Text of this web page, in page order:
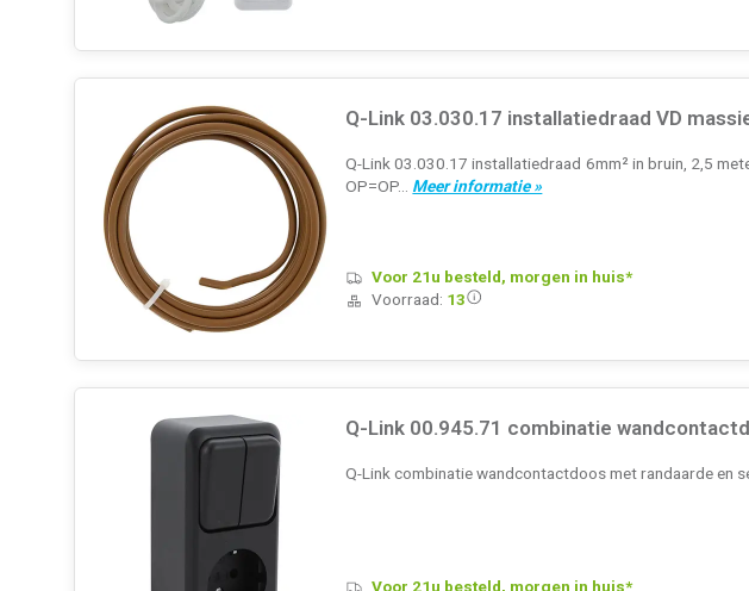
Q-Link 03.030.17 installatiedraad VD
Q-Link 03.030.17 installatiedraad 6mm² in bruin, 2,5
OP=OP... Meer informatie »
Voor 21u besteld, morgen in huis*
Voorraad: 13
Q-Link 00.945.71 combinatie
Q-Link combinatie wandcontactdoos met randaarde en
Voor 21u besteld, morgen in huis*